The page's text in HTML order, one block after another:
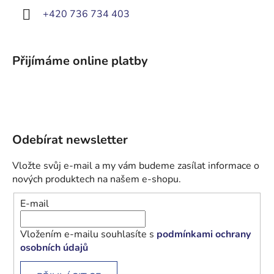
+420 736 734 403
Přijímáme online platby
Odebírat newsletter
Vložte svůj e-mail a my vám budeme zasílat informace o
nových produktech na našem e-shopu.
E-mail
Vložením e-mailu souhlasíte s podmínkami ochrany
osobních údajů